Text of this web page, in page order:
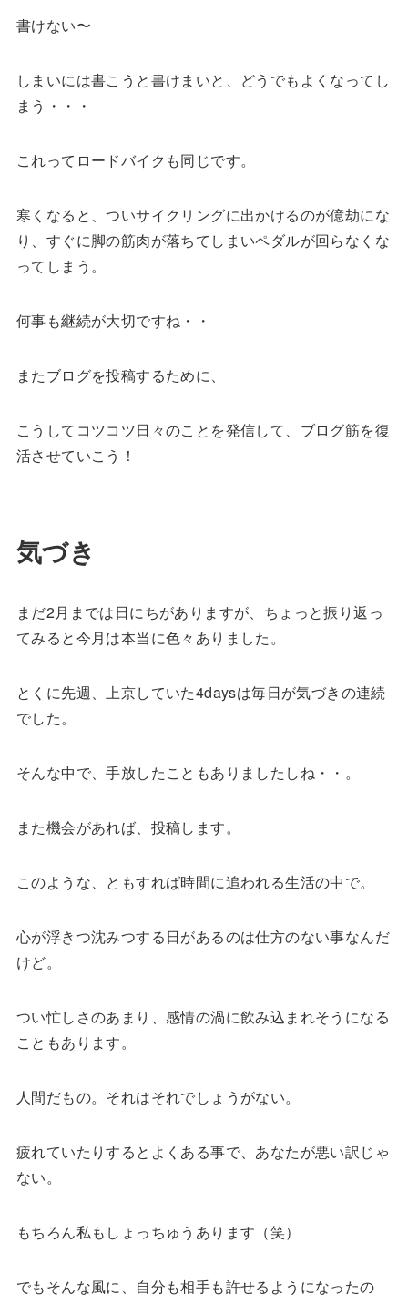
書けない〜
しまいには書こうと書けまいと、どうでもよくなってし
まう・・・
これってロードバイクも同じです。
寒くなると、ついサイクリングに出かけるのが億劫にな
り、すぐに脚の筋肉が落ちてしまいペダルが回らなくな
ってしまう。
何事も継続が大切ですね・・
またブログを投稿するために、
こうしてコツコツ日々のことを発信して、ブログ筋を復
活させていこう！
気づき
まだ2月までは日にちがありますが、ちょっと振り返っ
てみると今月は本当に色々ありました。
とくに先週、上京していた4daysは毎日が気づきの連続
でした。
そんな中で、手放したこともありましたしね・・。
また機会があれば、投稿します。
このような、ともすれば時間に追われる生活の中で。
心が浮きつ沈みつする日があるのは仕方のない事なんだ
けど。
つい忙しさのあまり、感情の渦に飲み込まれそうになる
こともあります。
人間だもの。それはそれでしょうがない。
疲れていたりするとよくある事で、あなたが悪い訳じゃ
ない。
もちろん私もしょっちゅうあります（笑）
でもそんな風に、自分も相手も許せるようになったの